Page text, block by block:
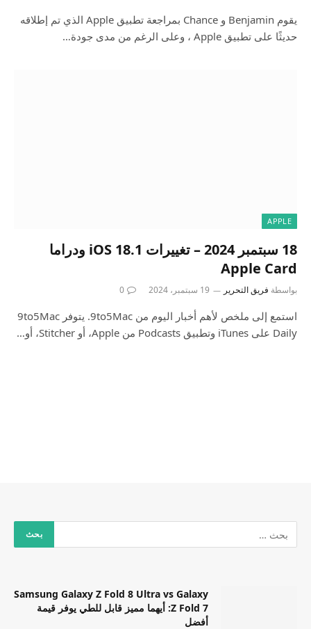
يقوم Benjamin و Chance بمراجعة تطبيق Apple الذي تم إطلاقه
حديثًا على تطبيق Apple ، وعلى الرغم من مدى جودة…
APPLE
18 سبتمبر 2024 – تغييرات iOS 18.1 ودراما
Apple Card
بواسطة فريق التحرير 19 سبتمبر، 2024 0
استمع إلى ملخص لأهم أخبار اليوم من 9to5Mac. يتوفر 9to5Mac
Daily على iTunes وتطبيق Podcasts من Apple، أو Stitcher، أو…
Samsung Galaxy Z Fold 8 Ultra vs Galaxy
Z Fold 7: أيهما مميز قابل للطي يوفر قيمة
أفضل